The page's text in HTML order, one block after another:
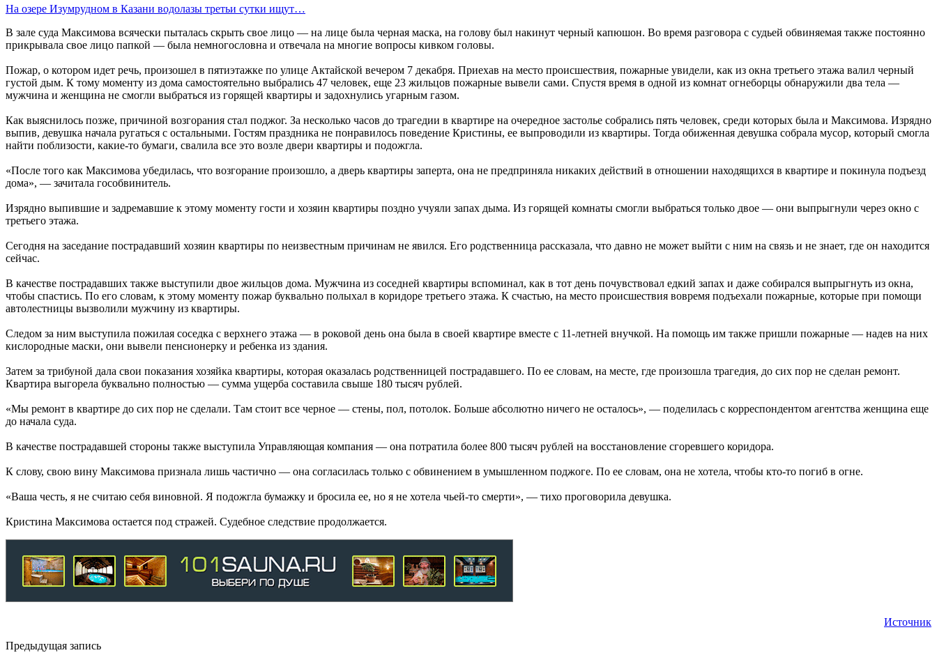
На озере Изумрудном в Казани водолазы третьи сутки ищут…
В зале суда Максимова всячески пыталась скрыть свое лицо — на лице была черная маска, на голову был накинут черный капюшон. Во время разговора с судьей обвиняемая также постоянно
прикрывала свое лицо папкой — была немногословна и отвечала на многие вопросы кивком головы.
Пожар, о котором идет речь, произошел в пятиэтажке по улице Актайской вечером 7 декабря. Приехав на место происшествия, пожарные увидели, как из окна третьего этажа валил черный
густой дым. К тому моменту из дома самостоятельно выбрались 47 человек, еще 23 жильцов пожарные вывели сами. Спустя время в одной из комнат огнеборцы обнаружили два тела —
мужчина и женщина не смогли выбраться из горящей квартиры и задохнулись угарным газом.
Как выяснилось позже, причиной возгорания стал поджог. За несколько часов до трагедии в квартире на очередное застолье собрались пять человек, среди которых была и Максимова. Изрядно
выпив, девушка начала ругаться с остальными. Гостям праздника не понравилось поведение Кристины, ее выпроводили из квартиры. Тогда обиженная девушка собрала мусор, который смогла
найти поблизости, какие-то бумаги, свалила все это возле двери квартиры и подожгла.
«После того как Максимова убедилась, что возгорание произошло, а дверь квартиры заперта, она не предприняла никаких действий в отношении находящихся в квартире и покинула подъезд
дома», — зачитала гособвинитель.
Изрядно выпившие и задремавшие к этому моменту гости и хозяин квартиры поздно учуяли запах дыма. Из горящей комнаты смогли выбраться только двое — они выпрыгнули через окно с
третьего этажа.
Сегодня на заседание пострадавший хозяин квартиры по неизвестным причинам не явился. Его родственница рассказала, что давно не может выйти с ним на связь и не знает, где он находится
сейчас.
В качестве пострадавших также выступили двое жильцов дома. Мужчина из соседней квартиры вспоминал, как в тот день почувствовал едкий запах и даже собирался выпрыгнуть из окна,
чтобы спастись. По его словам, к этому моменту пожар буквально полыхал в коридоре третьего этажа. К счастью, на место происшествия вовремя подъехали пожарные, которые при помощи
автолестницы вызволили мужчину из квартиры.
Следом за ним выступила пожилая соседка с верхнего этажа — в роковой день она была в своей квартире вместе с 11-летней внучкой. На помощь им также пришли пожарные — надев на них
кислородные маски, они вывели пенсионерку и ребенка из здания.
Затем за трибуной дала свои показания хозяйка квартиры, которая оказалась родственницей пострадавшего. По ее словам, на месте, где произошла трагедия, до сих пор не сделан ремонт.
Квартира выгорела буквально полностью — сумма ущерба составила свыше 180 тысяч рублей.
«Мы ремонт в квартире до сих пор не сделали. Там стоит все черное — стены, пол, потолок. Больше абсолютно ничего не осталось», — поделилась с корреспондентом агентства женщина еще
до начала суда.
В качестве пострадавшей стороны также выступила Управляющая компания — она потратила более 800 тысяч рублей на восстановление сгоревшего коридора.
К слову, свою вину Максимова признала лишь частично — она согласилась только с обвинением в умышленном поджоге. По ее словам, она не хотела, чтобы кто-то погиб в огне.
«Ваша честь, я не считаю себя виновной. Я подожгла бумажку и бросила ее, но я не хотела чьей-то смерти», — тихо проговорила девушка.
Кристина Максимова остается под стражей. Судебное следствие продолжается.
Источник
Предыдущая запись